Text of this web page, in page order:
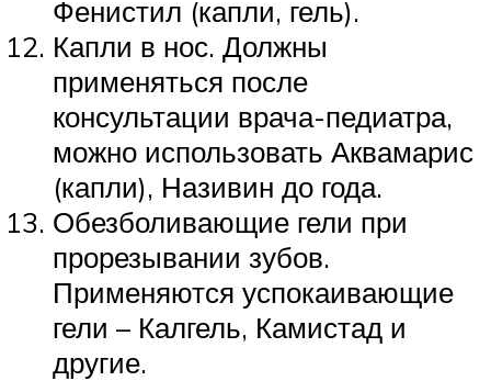
Фенистил (капли, гель).
Капли в нос. Должны
применяться после
консультации врача-педиатра,
можно использовать Аквамарис
(капли), Називин до года.
Обезболивающие гели при
прорезывании зубов.
Применяются успокаивающие
гели – Калгель, Камистад и
другие.